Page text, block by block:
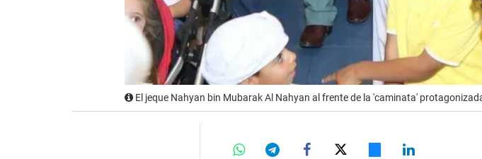
El jeque Nahyan bin Mubarak Al Nahyan al frente de la 'caminata'